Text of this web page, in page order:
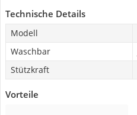
Technische Details
Modell
Waschbar
Stützkraft
Vorteile